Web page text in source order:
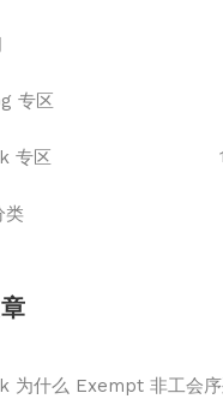
专区
专区
类
为什么 Exempt 非工会序